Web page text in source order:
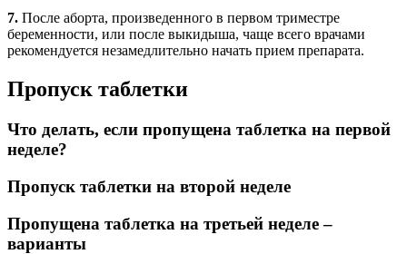
7. После аборта, произведенного в первом триместре
беременности, или после выкидыша, чаще всего врачами
рекомендуется незамедлительно начать прием препарата.
Пропуск таблетки
Что делать, если пропущена таблетка на первой
неделе?
Пропуск таблетки на второй неделе
Пропущена таблетка на третьей неделе –
варианты